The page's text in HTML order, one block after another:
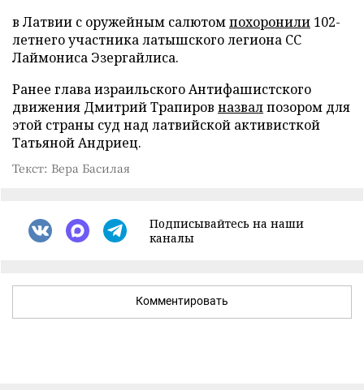
в Латвии с оружейным салютомпохоронили 102-
летнего участника латышского легиона СС
Лаймониса Эзергайлиса.
Ранее глава израильского Антифашистского
движения Дмитрий Трапиров назвалпозором для
этой страны суд над латвийской активисткой
Татьяной Андриец.
Текст: Вера Басилая
Подписывайтесь на наши
каналы
Комментировать